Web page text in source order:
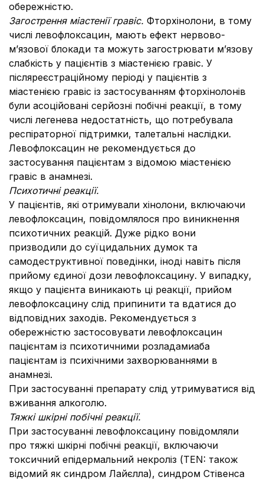
обережністю.
Загострення міастенії гравіс. Фторхінолони, в тому
числі левофлоксацин, мають ефект нервово-
м’язової блокади та можуть загострювати м’язову
слабкість у пацієнтів з міастенією гравіс. У
післяреєстраційному періоді у пацієнтів з
міастенією гравіс із застосуванням фторхінолонів
були асоційовані серйозні побічні реакції, в тому
числі легенева недостатність, що потребувала
респіраторної підтримки, талетальні наслідки.
Левофлоксацин не рекомендується до
застосування пацієнтам з відомою міастенією
гравіс в анамнезі.
Психотичні реакції.
У пацієнтів, які отримували хінолони, включаючи
левофлоксацин, повідомлялося про виникнення
психотичних реакцій. Дуже рідко вони
призводили до суїцидальних думок та
самодеструктивної поведінки, іноді навіть після
прийому єдиної дози левофлоксацину. У випадку,
якщо у пацієнта виникають ці реакції, прийом
левофлоксацину слід припинити та вдатися до
відповідних заходів. Рекомендується з
обережністю застосовувати левофлоксацин
пацієнтам із психотичними розладамиаба
пацієнтам із психічними захворюваннями в
анамнезі.
При застосуванні препарату слід утримуватися від
вживання алкоголю.
Тяжкі шкірні побічні реакції.
При застосуванні левофлоксацину повідомляли
про тяжкі шкірні побічні реакції, включаючи
токсичний епідермальний некроліз (TEN: також
відомий як синдром Лайєлла), синдром Стівенса